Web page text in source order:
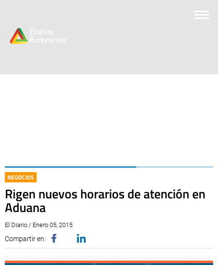
NEGOCIOS
Rigen nuevos horarios de atención en
Aduana
El Diario / Enero 05, 2015
Compartir en: